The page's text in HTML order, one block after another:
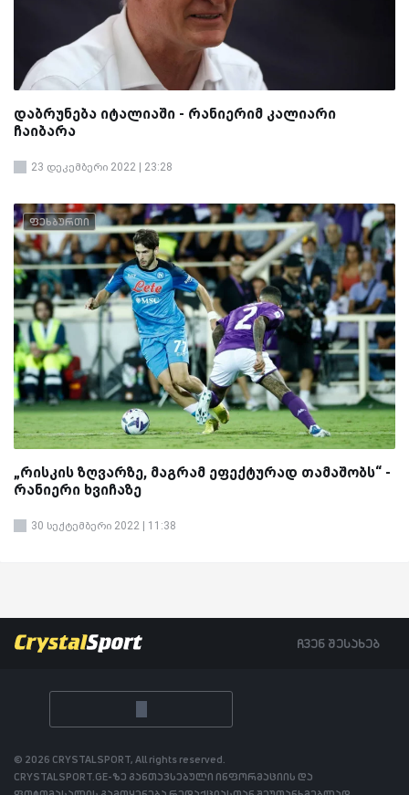
დაბრუნება იტალიაში - რანიერიმ კალიარი
ჩაიბარა
23 დეკემბერი 2022 | 23:28
ფეხბურთი
„რისკის ზღვარზე, მაგრამ ეფექტურად თამაშობს“ -
რანიერი ხვიჩაზე
30 სექტემბერი 2022 | 11:38
ჩვენ შესახებ
© 2026 CRYSTALSPORT, All rights reserved.
CRYSTALSPORT.GE-ზე განთავსებული ინფორმაციის და